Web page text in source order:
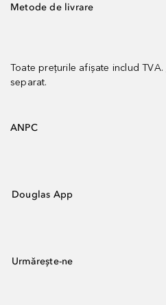
Metode de livrare
Toate prețurile afișate includ TVA.
separat.
ANPC
Douglas App
Urmărește-ne